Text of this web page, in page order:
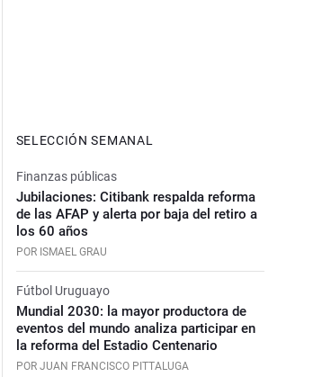
SELECCIÓN SEMANAL
Finanzas públicas
Jubilaciones: Citibank respalda reforma
de las AFAP y alerta por baja del retiro a
los 60 años
POR ISMAEL GRAU
Fútbol Uruguayo
Mundial 2030: la mayor productora de
eventos del mundo analiza participar en
la reforma del Estadio Centenario
POR JUAN FRANCISCO PITTALUGA